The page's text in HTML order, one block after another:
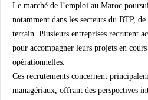
Le marché de l’emploi au Maroc
notamment dans les secteurs du BTP,
terrain. Plusieurs entreprises recrutent
pour accompagner leurs projets en
opérationnelles.
Ces recrutements concernent
managériaux, offrant des perspectives